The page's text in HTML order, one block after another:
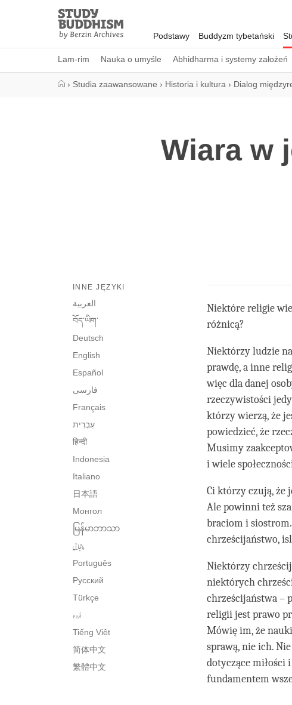
Study
Buddhism
Home
Podstawy Buddyzm tybetański
Lam-rim Nauka o umyśle Abhidharma i systemy założeń
› Studia zaawansowane › Historia i kultura › Dialog
Wiara w
INNE JĘZYKI
العربية
བོད་ཡིག་
Deutsch
English
Español
فارسی
Français
हिन्दी
Indonesia
Italiano
日本語
Монгол
မြန်မာဘာသာ
پنجابی
Português
Русский
Türkçe
اُردو
Tiếng Việt
简体中文
繁體中文
Niektóre religie
różnicą?
Niektórzy ludzie na
prawdę, a inne
więc dla danej
rzeczywistości
którzy wierzą, że
powiedzieć, że
Musimy
i wiele
Ci którzy czują, że
Ale powinni też
braciom i
chrześcijaństwo,
Niektórzy
niektórych
chrześcijaństwa –
religii jest prawo
Mówię im, że
sprawą, nie ich.
dotyczące miłości
fundamentem